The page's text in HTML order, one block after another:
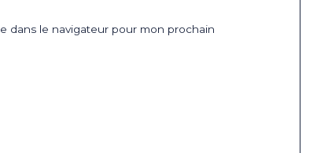
dans le navigateur pour mon prochain